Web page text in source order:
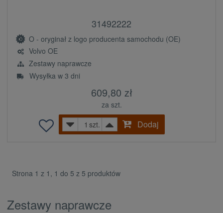
31492222
O - oryginał z logo producenta samochodu (OE)
Volvo OE
Zestawy naprawcze
Wysyłka w 3 dni
609,80 zł
za szt.
szt.
Dodaj
Strona 1 z 1, 1 do 5 z 5 produktów
Zestawy naprawcze